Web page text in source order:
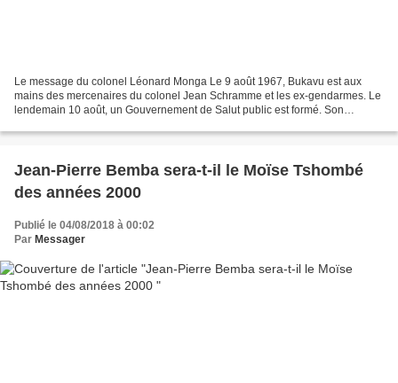
Le message du colonel Léonard Monga Le 9 août 1967, Bukavu est aux
mains des mercenaires du colonel Jean Schramme et les ex-gendarmes. Le
lendemain 10 août, un Gouvernement de Salut public est formé. Son
Jean-Pierre Bemba sera-t-il le Moïse Tshombé
des années 2000
Publié le 04/08/2018 à 00:02
Par Messager